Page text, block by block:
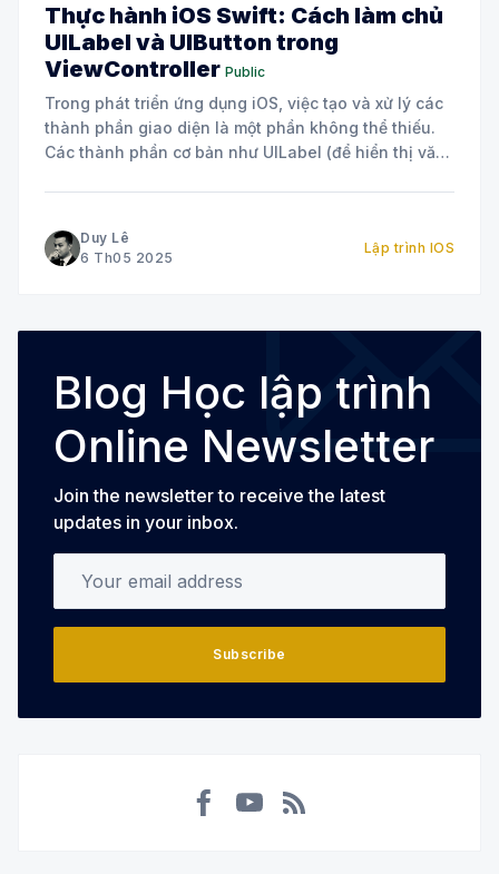
Thực hành iOS Swift: Cách làm chủ
UILabel và UIButton trong
ViewController Public
Trong phát triển ứng dụng iOS, việc tạo và xử lý các
thành phần giao diện là một phần không thể thiếu.
Các thành phần cơ bản như UILabel (để hiển thị văn
Duy Lê
6 Th05 2025
Lập trình IOS
Blog Học lập trình
Online Newsletter
Join the newsletter to receive the latest
updates in your inbox.
Subscribe